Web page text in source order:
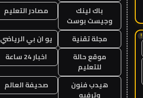
!
باك لينك
وجيست بوست
مصادر التعليم
مجلة تقنية
يو ان بي الرياضي
موقع حالة
للتعليم
اخبار 24 ساعة
هيدب فنون
وترفيه
صحيفة العالم